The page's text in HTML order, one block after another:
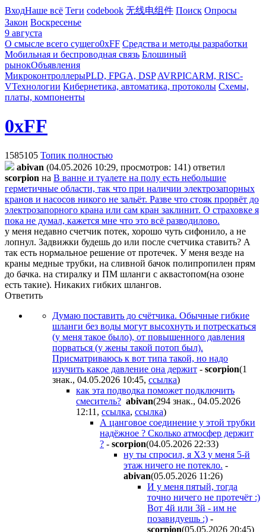
ВходНаше всё Теги codebook 无线电组件 Поиск Опросы
Закон Воскресенье
9 августа
О смысле всего сущего0xFF Средства и методы разработки
Мобильная и беспроводная связь Блошиный
рынокОбъявления
МикроконтроллерыPLD, FPGA, DSP AVRPICARM, RISC-
VТехнологии Кибернетика, автоматика, протоколы Схемы,
платы, компоненты
0xFF
1585105 Топик полностью
abivan (04.05.2026 10:29, просмотров: 141) ответил
scorpion на В ванне и туалете на полу есть небольшие
герметичные области, так что при наличии электрозапорных
кранов и насосов никого не зальёт. Разве что стояк прорвёт до
электрозапорного крана или сам кран заклинит. О страховке я
пока не думал, кажется мне что это всё разводилово.
у меня недавно счетчик потек, хорошо чуть сифонило, а не
лопнул. Задвижки будешь до или после счетчика ставить? А
так есть нормальное решение от протечек. У меня везде на
краны медные трубки, на сливной бачок полипропилен прям
до бачка. на стиралку и ПМ шланги с аквастопом(на озоне
есть такие). Никаких гибких шлангов.
Ответить
Думаю поставить до счётчика. Обычные гибкие
шланги без воды могут высохнуть и потрескаться
(у меня такое было), от повышенного давления
порваться (у жены такой потоп был).
Присматриваюсь к вот типа такой, но надо
изучить какое давление она держит - scorpion(1
знак., 04.05.2026 10:45, ссылка)
как эта подводка поможет подключить
смеситель? abivan(294 знак., 04.05.2026
12:11 , ссылка, ссылка)
А цанговое соединение у этой трубки
надёжное ? Сколько атмосфер держит
? - scorpion(04.05.2026 22:33)
ну ты спросил, я ХЗ у меня 5-й
этаж ничего не потекло. -
abivan(05.05.2026 11:26)
И у меня пятый, тогда
точно ничего не протечёт :)
Вот 4й или 3й - им не
позавидуешь :) -
scorpion(05.05.2026 20:45)